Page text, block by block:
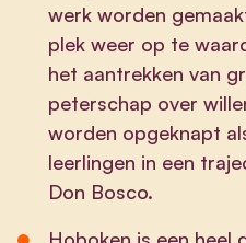
werk worden
plek weer op te
het aantrekken van
peterschap over
worden opgeknapt
leerlingen in een
Don Bosco.